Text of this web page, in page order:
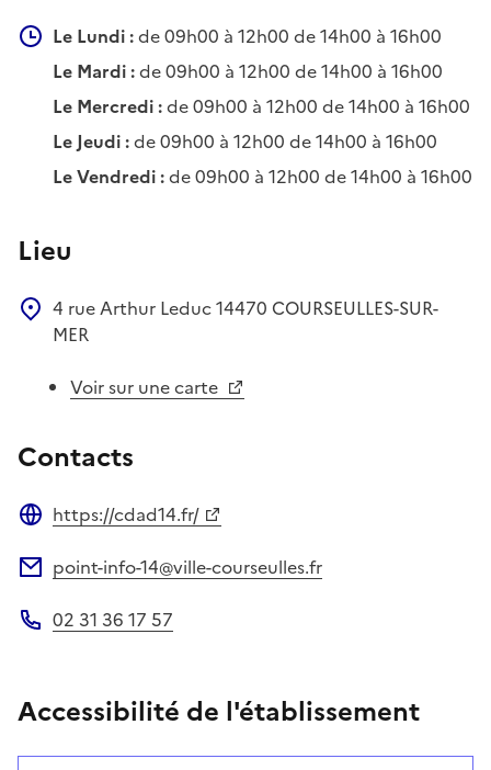
Le Lundi :de 09h00 à 12h00 de 14h00 à 16h00
Le Mardi :de 09h00 à 12h00 de 14h00 à 16h00
Le Mercredi :de 09h00 à 12h00 de 14h00 à 16h00
Le Jeudi :de 09h00 à 12h00 de 14h00 à 16h00
Le Vendredi :de 09h00 à 12h00 de 14h00 à 16h00
Lieu
4 rue Arthur Leduc14470 COURSEULLES-SUR-
MER
Voir sur une carte
Contacts
https://cdad14.fr/
point-info-14@ville-courseulles.fr
02 31 36 17 57
Accessibilité de l'établissement